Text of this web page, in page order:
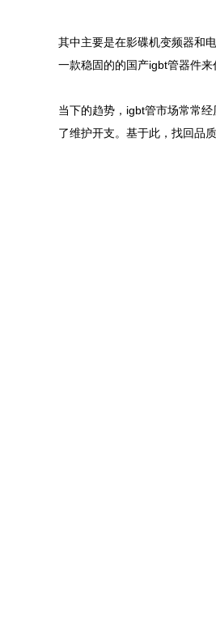
其中主要是在影碟机变频器和
一款稳固的的国产igbt管器件来
当下的趋势，igbt管市场常常
了维护开支。基于此，找回品